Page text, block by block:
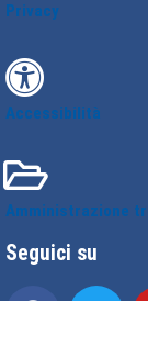
Privacy
Accessibilità
Amministrazione
Seguici su